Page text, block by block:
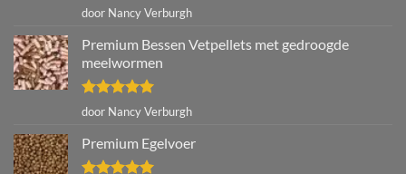
Gewaardeerd
door Nancy Verburgh
Premium Bessen Vetpellets met gedroogde
meelwormen
Gewaardeerd
door Nancy Verburgh
Premium Egelvoer